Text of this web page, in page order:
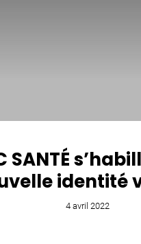
SANTÉ
identité
4 avril 2022